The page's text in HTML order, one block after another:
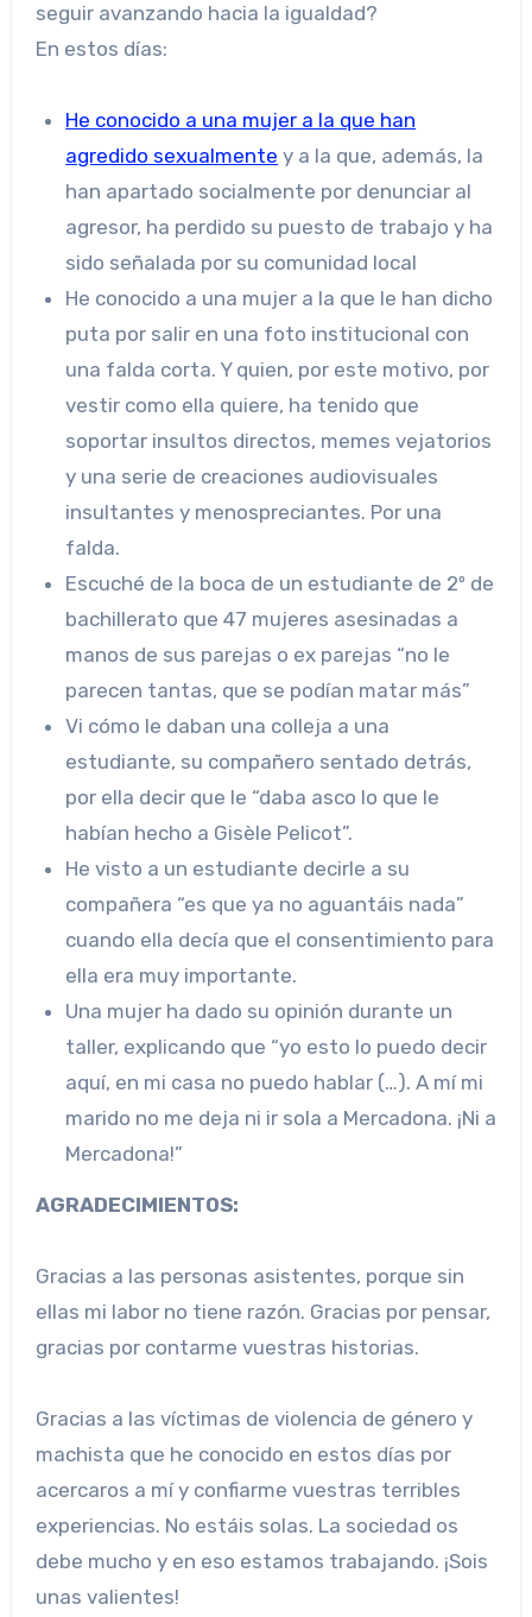
seguir avanzando hacia la igualdad?
En estos días:
He conocido a una mujer a la que han
agredido sexualmente y a la que, además, la
han apartado socialmente por denunciar al
agresor, ha perdido su puesto de trabajo y ha
sido señalada por su comunidad local
He conocido a una mujer a la que le han dicho
puta por salir en una foto institucional con
una falda corta. Y quien, por este motivo, por
vestir como ella quiere, ha tenido que
soportar insultos directos, memes vejatorios
y una serie de creaciones audiovisuales
insultantes y menospreciantes. Por una
falda.
Escuché de la boca de un estudiante de 2º de
bachillerato que 47 mujeres asesinadas a
manos de sus parejas o ex parejas “no le
parecen tantas, que se podían matar más”
Vi cómo le daban una colleja a una
estudiante, su compañero sentado detrás,
por ella decir que le “daba asco lo que le
habían hecho a Gisèle Pelicot”.
He visto a un estudiante decirle a su
compañera “es que ya no aguantáis nada”
cuando ella decía que el consentimiento para
ella era muy importante.
Una mujer ha dado su opinión durante un
taller, explicando que “yo esto lo puedo decir
aquí, en mi casa no puedo hablar (…). A mí mi
marido no me deja ni ir sola a Mercadona. ¡Ni a
Mercadona!”
AGRADECIMIENTOS:
Gracias a las personas asistentes, porque sin
ellas mi labor no tiene razón. Gracias por pensar,
gracias por contarme vuestras historias.
Gracias a las víctimas de violencia de género y
machista que he conocido en estos días por
acercaros a mí y confiarme vuestras terribles
experiencias. No estáis solas. La sociedad os
debe mucho y en eso estamos trabajando. ¡Sois
unas valientes!